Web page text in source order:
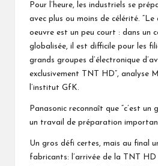
Pour l’heure, les industriels se
avec plus ou moins de célérité. “Le
oeuvre est un peu court : dans un
globalisée, il est difficile pour les
grands groupes d’électronique
exclusivement TNT HD”, analyse
l’institut GfK.
Panasonic reconnaît que “c’est un
un travail de préparation
Un gros défi certes, mais au final
fabricants: l’arrivée de la TNT